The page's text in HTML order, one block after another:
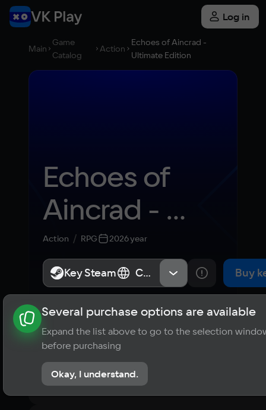
Log in
Main
Game
Catalog
Action
Echoes of Aincrad -
Ultimate Edition
Echoes of
Aincrad -
Ultimate
Edition
Action RPG 2026 year
Key Steam СНГ, Россия Buy
About the game News Requirements
? Player ratings
No reviews
Key Steam СНГ, Россия
Several purchase options are available
Expand the list above to go to the selection
before purchasing
Okay, I understand.